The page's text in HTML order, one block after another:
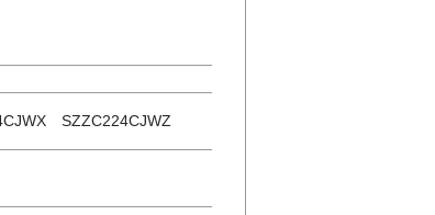
SZZC224CJWZ